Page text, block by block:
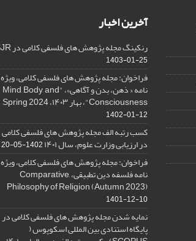
آخرین اخبار
رنکینگ مجله پژوهش های فلسفی کلامی در SJR
1403-01-25
فراخوان: مجله پژوهش های فلسفی کلامی، ویژه
نامه « ذهن، بدن و آگاهی»، "Mind, Body, and
Consciousness"، بهار ۱۴۰۳، Spring 2024
1402-01-12
کسب رتبه الف مجله پژوهش های فلسفی کلامی
در ارزیابی وزارت علوم، سال ۱۴۰۱ 1402-05-20
فراخوان: مجله پژوهش های فلسفی کلامی، ویژه
نامه فلسفه دین تطبیقی، ,Comparative
Philosophy of Religion (Autumn 2023)
1401-12-10
نمایه شدن مجله پژوهش های فلسفی کلامی در
پایگاه استنادی بین المللی اسکوپوس (